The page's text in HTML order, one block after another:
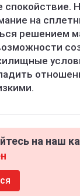
спокойствие.
на
решением
на наш